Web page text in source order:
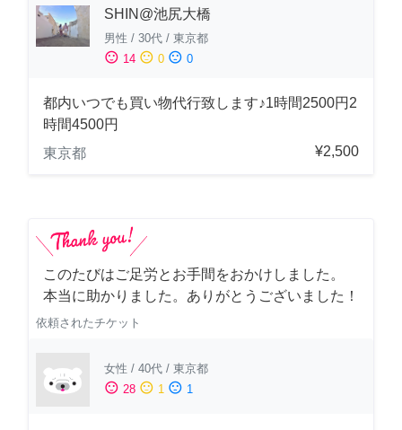
SHIN@池尻大橋
男性 / 30代 / 東京都
sentiment_satisfied 14 sentiment_neutral 0 sentiment_dissatisfied 0
都内いつでも買い物代行致します♪1時間2500円2
時間4500円
東京都
¥2,500
このたびはご足労とお手間をおかけしました。
本当に助かりました。ありがとうございました！
依頼されたチケット
女性 / 40代 / 東京都
sentiment_satisfied 28 sentiment_neutral 1 sentiment_dissatisfied 1